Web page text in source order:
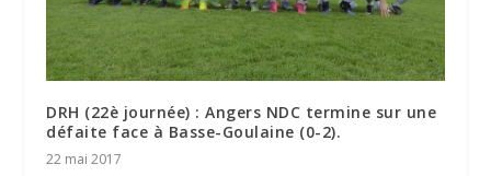
DRH (22è journée) : Angers NDC termine sur une
défaite face à Basse-Goulaine (0-2).
22 mai 2017